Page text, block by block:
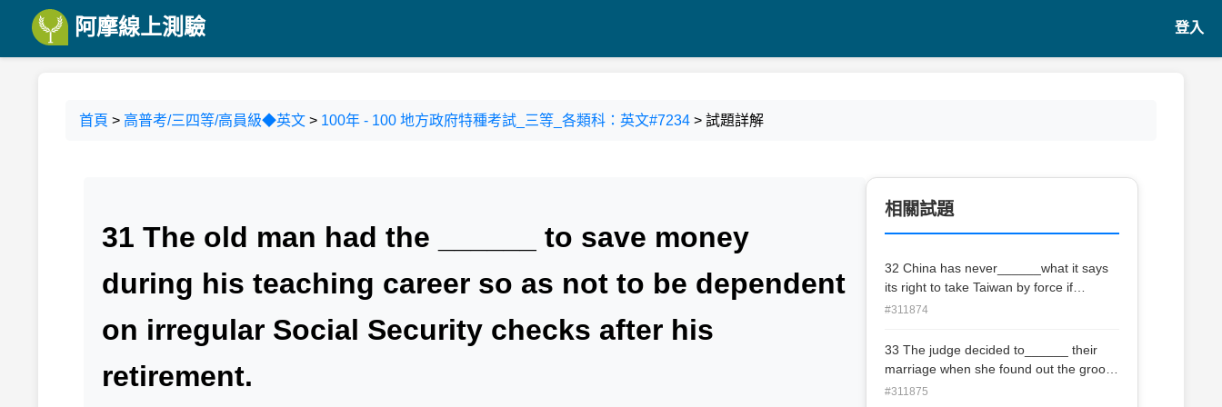
阿摩線上測驗 登入
首頁 > 高普考/三四等/高員級◆英文 > 100年 - 100 地方政府特種考試_三等_各類科：英文#7234 > 試題詳解
31 The old man had the ______ to save money
during his teaching career so as not to be dependent
on irregular Social Security checks after his
retirement.
相關試題
32 China has never______what it says
its right to take Taiwan by force if
peaceful blandishments fail. (A)
pronounced (D) renounced
#311874
33 The judge decided to______ their
marriage when she found out the groom
had already had a wife. (A) nullify (B)
#311875